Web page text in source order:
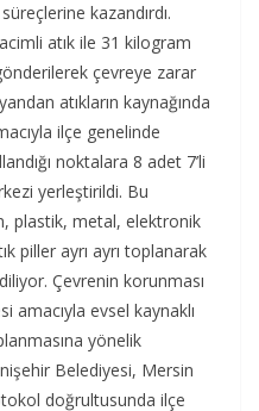
kazandırdı.
atık ile 31 kilogram
çevreye zarar
atıkların kaynağında
ilçe genelinde
noktalara 8 adet 7’li
yerleştirildi. Bu
plastik, metal, elektronik
piller ayrı ayrı toplanarak
Çevrenin korunması
amacıyla evsel kaynaklı
yönelik
Belediyesi, Mersin
doğrultusunda ilçe